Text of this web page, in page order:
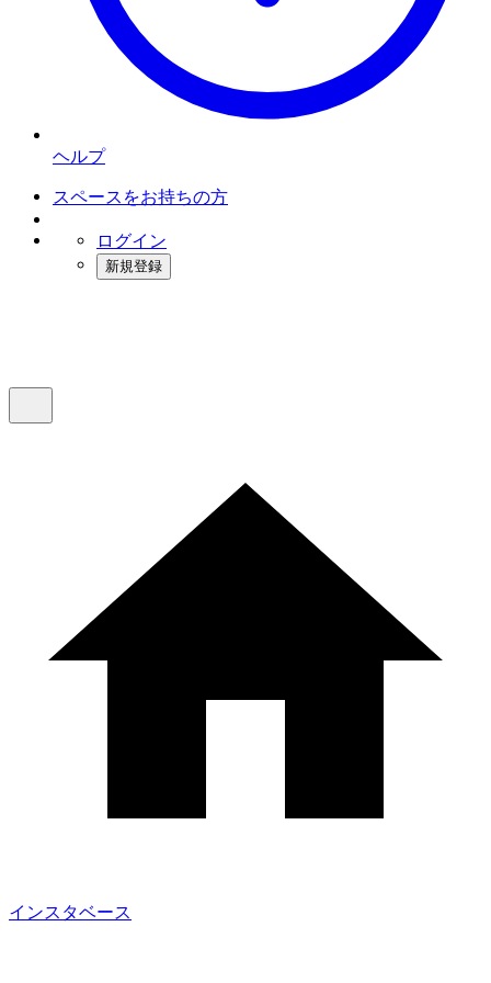
ヘルプ
スペースをお持ちの方
ログイン
新規登録
インスタベース